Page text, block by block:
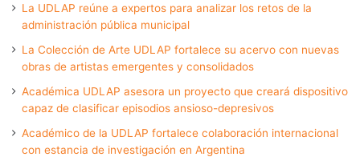
La UDLAP reúne a expertos para analizar los retos de la
administración pública municipal
La Colección de Arte UDLAP fortalece su acervo con nuevas
obras de artistas emergentes y consolidados
Académica UDLAP asesora un proyecto que creará dispositivo
capaz de clasificar episodios ansioso-depresivos
Académico de la UDLAP fortalece colaboración internacional
con estancia de investigación en Argentina